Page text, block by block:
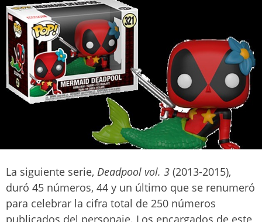
La siguiente serie, Deadpool vol. 3 (2013-2015),
duró 45 números, 44 y un último que se renumeró
para celebrar la cifra total de 250 números